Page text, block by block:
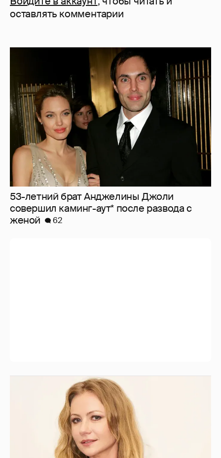
оставлять комментарии
53-летний брат Анджелины Джоли
совершил каминг-аут* после развода с
женой
62
"Заявил себя простым монтировщиком,
дабы не платить алименты". Мария
Миронова упрекнула бывшего мужа, с
которым судится за сына
3